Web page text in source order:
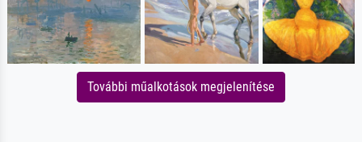
További műalkotások megjelenítése